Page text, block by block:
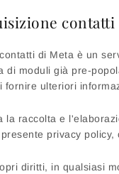
di Meta è un
di moduli già pre-
fornire ulteriori
la raccolta e
privacy policy,
diritti, in qualsiasi